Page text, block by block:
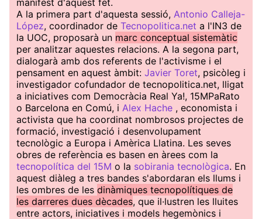
manifest d'aquest fet.
A la primera part d'aquesta sessió, Antonio Calleja-
López, coordinador de Tecnopolitica.net a l'IN3 de
la UOC, proposarà un marc conceptual sistemàtic
per analitzar aquestes relacions. A la segona part,
dialogarà amb dos referents de l'activisme i el
pensament en aquest àmbit: Javier Toret, psicòleg i
investigador cofundador de tecnopolitica.net, lligat
a iniciatives com Democràcia Real Ya!, 15MPaRato
o Barcelona en Comú, i Alex Hache , economista i
activista que ha coordinat nombrosos projectes de
formació, investigació i desenvolupament
tecnològic a Europa i Amèrica Llatina. Les seves
obres de referència es basen en àrees com la
tecnopolítica del 15M o la sobirania tecnològica. En
aquest diàleg a tres bandes s'abordaran els llums i
les ombres de les dinàmiques tecnopolítiques de
les darreres dues dècades, que il·lustren les lluites
entre actors, iniciatives i models hegemònics i